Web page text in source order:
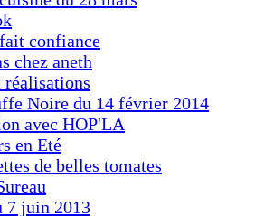
confiance
chez aneth
réalisations
Noire du 14 février 2014
avec HOP'LA
en Eté
de belles tomates
7 juin 2013